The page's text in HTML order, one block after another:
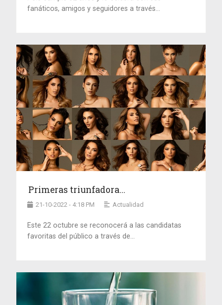
fanáticos, amigos y seguidores a través...
Primeras triunfadora...
21-10-2022 - 4:18 PM Actualidad
Este 22 octubre se reconocerá a las candidatas
favoritas del público a través de...